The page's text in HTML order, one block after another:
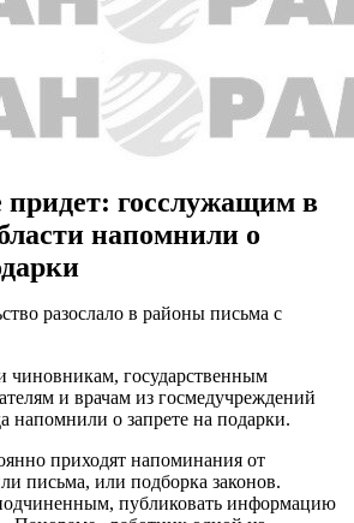
госслужащим в
напомнили о
разослало в районы письма с
чиновникам, государственным
и врачам из госмедучреждений
напомнили о запрете на подарки.
приходят напоминания от
письма, или подборка законов.
публиковать информацию